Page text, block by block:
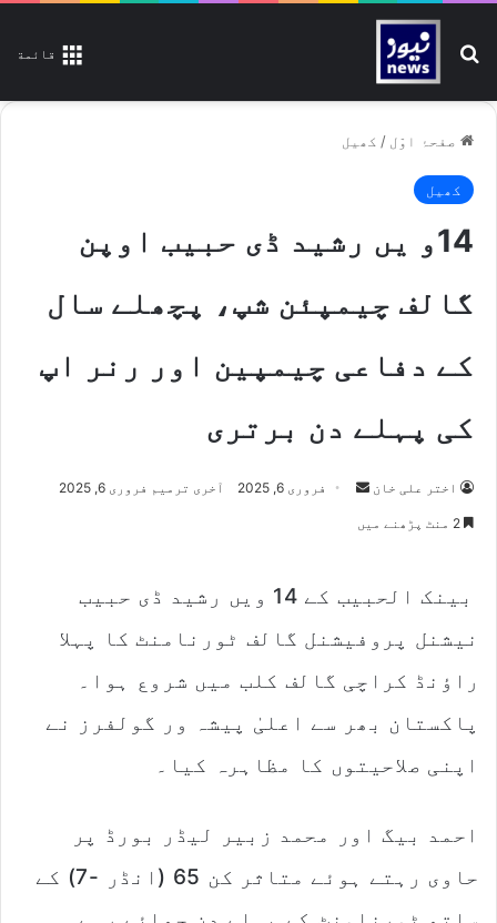
قائمة تلاش کیجیے
صفحۂ اوّل / کھیل
کھیل
14و یں رشید ڈی حبیب اوپن
گالف چیمپئن شپ، پچھلے سال
کے دفاعی چیمپین اور رنر اپ
کی پہلے دن برتری
اختر علی خان
e
i
فروری 6, 2025 آخری ترمیم فروری 6, 2025
بینک الحبیب کے 14 ویں رشید ڈی حبیب
نیشنل پروفیشنل گالف ٹورنامنٹ کا پہلا
راؤنڈ کراچی گالف کلب میں شروع ہوا۔
پاکستان بھر سے اعلیٰ پیشہ ور گولفرز نے
اپنی صلاحیتوں کا مظاہرہ کیا۔
احمد بیگ اور محمد زبیر لیڈر بورڈ پر
حاوی رہتے ہوئے متاثر کن 65 (انڈر -7) کے